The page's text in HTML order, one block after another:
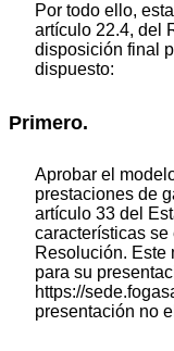
Por todo ello,
artículo 22.4, del
disposición final
dispuesto:
Primero.
Aprobar el
prestaciones de
artículo 33 del
características
Resolución. Este
para su
https://
presentación no